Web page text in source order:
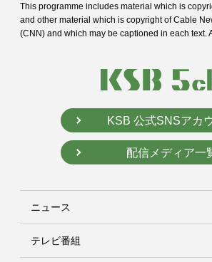
This programme includes material which is
and other material which is copyright of Cable
(CNN) and which may be captioned in each text.
KSB 公式SNSアカ
配信メディア一
ニュース
テレビ番組